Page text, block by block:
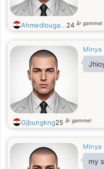
Ahmedlouga...24 år gammel
Minya
Gjbungkng25 år gammel
Minya
my